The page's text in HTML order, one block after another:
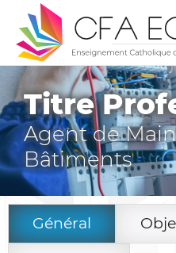
Titre
Agent de
Bâtiments
Général